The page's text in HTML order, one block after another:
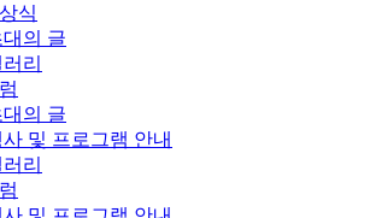
식
대의 글
리
대의 글
사 및 프로그램 안내
리